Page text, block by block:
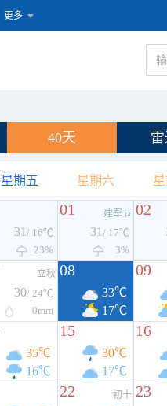
更多
40天
星期五 星期六
31 / 16℃
23%
01 建军节
31 / 17℃
3%
02
立秋
30/ 24℃
0mm
08
33℃
17℃
09
35℃
16℃
15
30℃
17℃
16
22 初十 23